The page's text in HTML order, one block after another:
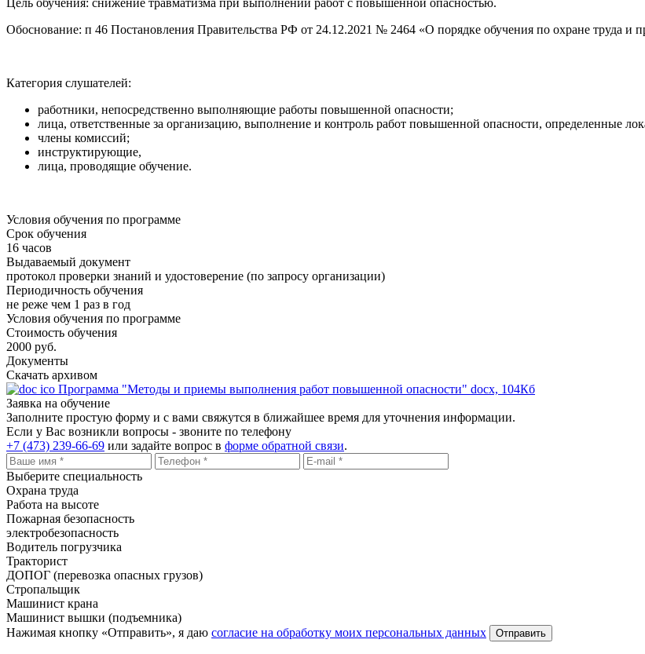
Обоснование: п 46 Постановления Правительства РФ от 24.12.2021 № 2464 «О порядке обучения по охране труда и
Категория слушателей:
работники, непосредственно выполняющие работы повышенной опасности;
лица, ответственные за организацию, выполнение и контроль работ повышенной опасности, определенные
члены комиссий;
инструктирующие,
лица, проводящие обучение.
Условия обучения по программе
Срок обучения
16 часов
Выдаваемый документ
протокол проверки знаний и удостоверение (по запросу организации)
Периодичность обучения
не реже чем 1 раз в год
Условия обучения по программе
Стоимость обучения
2000 руб.
Документы
Скачать архивом
Программа "Методы и приемы выполнения работ повышенной опасности" docx, 104Кб
Заявка на обучение
Заполните простую форму и с вами свяжутся в ближайшее время для уточнения информации.
Если у Вас возникли вопросы - звоните по телефону
+7 (473) 239-66-69 или задайте вопрос в форме обратной связи.
Выберите специальность
Охрана труда
Работа на высоте
Пожарная безопасность
электробезопасность
Водитель погрузчика
Тракторист
ДОПОГ (перевозка опасных грузов)
Стропальщик
Машинист крана
Машинист вышки (подъемника)
Нажимая кнопку «Отправить», я даю согласие на обработку моих персональных данных Отправить